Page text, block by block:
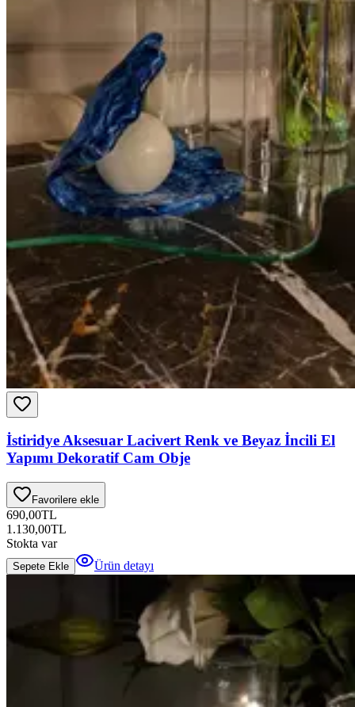
İstiridye Aksesuar Lacivert Renk ve Beyaz İncili El
Yapımı Dekoratif Cam Obje
Favorilere ekle
690,00TL
1.130,00TL
Stokta var
Sepete Ekle Ürün detayı